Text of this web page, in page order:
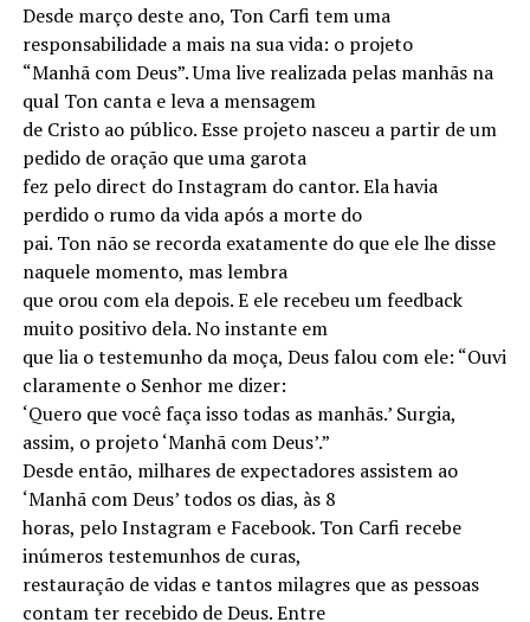
Desde março deste ano, Ton Carfi tem uma
responsabilidade a mais na sua vida: o projeto
“Manhã com Deus”. Uma live realizada pelas manhãs na
qual Ton canta e leva a mensagem
de Cristo ao público. Esse projeto nasceu a partir de um
pedido de oração que uma garota
fez pelo direct do Instagram do cantor. Ela havia
perdido o rumo da vida após a morte do
pai. Ton não se recorda exatamente do que ele lhe disse
naquele momento, mas lembra
que orou com ela depois. E ele recebeu um feedback
muito positivo dela. No instante em
que lia o testemunho da moça, Deus falou com ele: “Ouvi
claramente o Senhor me dizer:
‘Quero que você faça isso todas as manhãs.’ Surgia,
assim, o projeto ‘Manhã com Deus’.”
Desde então, milhares de expectadores assistem ao
‘Manhã com Deus’ todos os dias, às 8
horas, pelo Instagram e Facebook. Ton Carfi recebe
inúmeros testemunhos de curas,
restauração de vidas e tantos milagres que as pessoas
contam ter recebido de Deus. Entre